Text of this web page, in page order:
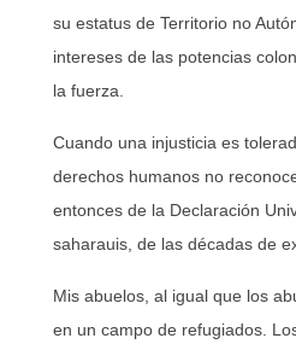
su estatus de Territorio no
intereses de las potencias
la fuerza.
Cuando una injusticia es
derechos humanos no
entonces de la Declaración
saharauis, de las décadas de
Mis abuelos, al igual que los
en un campo de refugiados.